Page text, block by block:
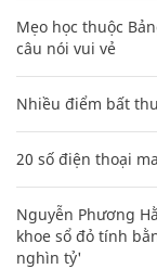
Mẹo học thuộc
câu nói vui vẻ
Nhiều điểm bất
20 số điện thoại
Nguyễn Phương
khoe sổ đỏ tính
nghìn tỷ'